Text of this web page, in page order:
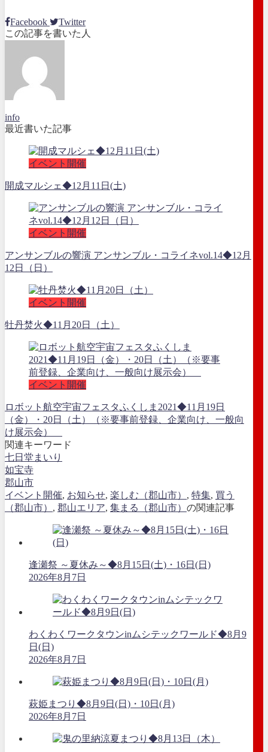
Facebook
Twitter
この記事を書いた人
info
最近書いた記事
イベント開催
開成マルシェ◆12月11日(土)
イベント開催
アンサンブルの響演 アンサンブル・コライネvol.14◆12月
12日（日）
イベント開催
牡丹焚火◆11月20日（土）
イベント開催
ロボット航空宇宙フェスタふくしま2021◆11月19日
（金）・20日（土）（※要事前登録、企業向け、一般向
け展示会）
関連キーワード
七日堂まいり
如宝寺
郡山市
イベント開催, お知らせ, 楽しむ（郡山市） , 特集, 買う
（郡山市） , 郡山エリア, 集まる（郡山市） の関連記事
逢瀬祭 ～夏休み～◆8月15日(土)・16日(日)
2026年8月7日
わくわくワークタウンinムシテックワールド◆8月9
日(日)
2026年8月7日
萩姫まつり◆8月9日(日)・10日(月)
2026年8月7日